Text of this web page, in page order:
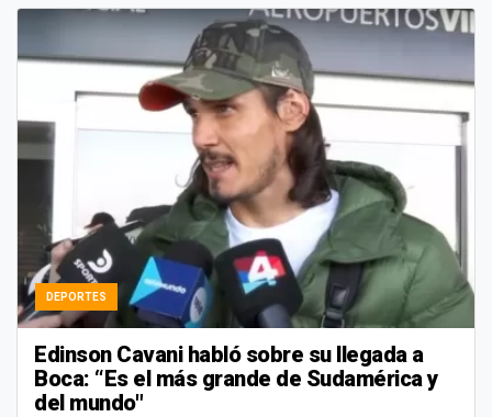
DEPORTES
Edinson Cavani habló sobre su llegada a
Boca: “Es el más grande de Sudamérica y
del mundo"